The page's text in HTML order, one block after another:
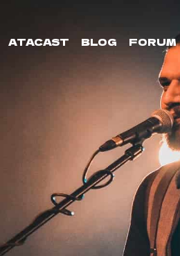
ATACAST BLOG FORUM